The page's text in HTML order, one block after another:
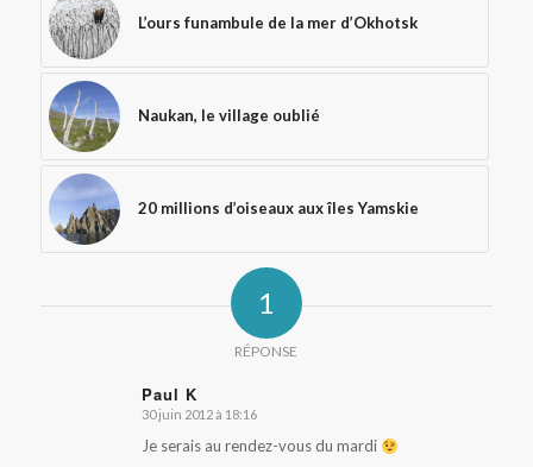
L’ours funambule de la mer d’Okhotsk
Naukan, le village oublié
20 millions d’oiseaux aux îles Yamskie
1
RÉPONSE
Paul K
dit
30 juin 2012 à 18:16
Je serais au rendez-vous du mardi